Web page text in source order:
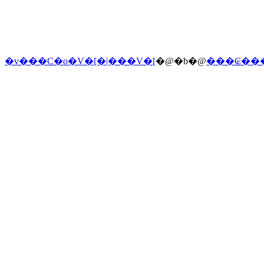
�v���C�o�V�[�|���V�[�@�b�@